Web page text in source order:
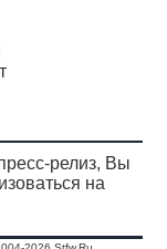
релиз, Вы
на